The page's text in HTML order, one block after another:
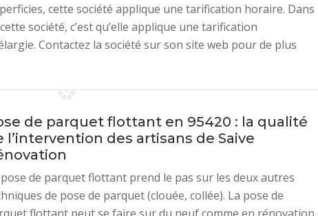
cette société applique une tarification horaire. Dans
société, c’est qu’elle applique une tarification
Contactez la société sur son site web pour de plus
de parquet flottant en 95420 : la qualité
l’intervention des artisans de Saive
de parquet flottant prend le pas sur les deux autres
de pose de parquet (clouée, collée). La pose de